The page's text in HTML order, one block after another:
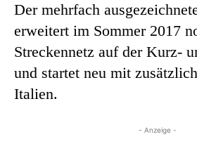
Der mehrfach
erweitert im Sommer 2017
Streckennetz auf der Kurz-
und startet neu mit
Italien.
- Anzeige -